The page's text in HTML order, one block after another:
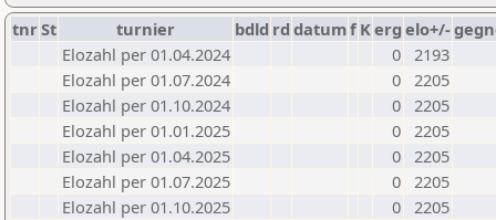
tnrSt turnier bdld rd datumf Kerg elo+/-
Elozahl per 01.04.2024
0 2193
Elozahl per 01.07.2024
0 2205
Elozahl per 01.10.2024
0 2205
Elozahl per 01.01.2025
0 2205
Elozahl per 01.04.2025
0 2205
Elozahl per 01.07.2025
0 2205
Elozahl per 01.10.2025
0 2205